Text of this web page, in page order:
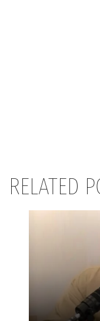
RELATED